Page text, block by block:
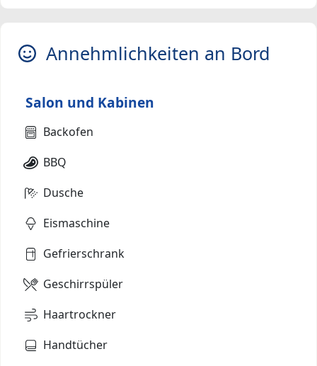
Annehmlichkeiten an Bord
Salon und Kabinen
Backofen
BBQ
Dusche
Eismaschine
Gefrierschrank
Geschirrspüler
Haartrockner
Handtücher